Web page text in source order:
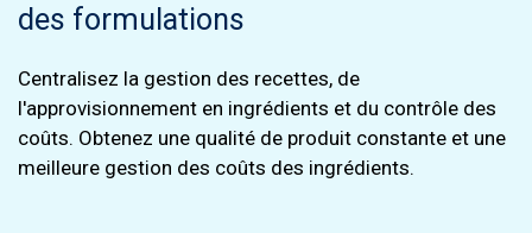
des formulations
Centralisez la gestion des recettes, de
l'approvisionnement en ingrédients et du contrôle des
coûts. Obtenez une qualité de produit constante et une
meilleure gestion des coûts des ingrédients.